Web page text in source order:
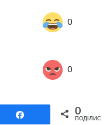
0
0
Поділитися0
ПОДІЛИСЬ